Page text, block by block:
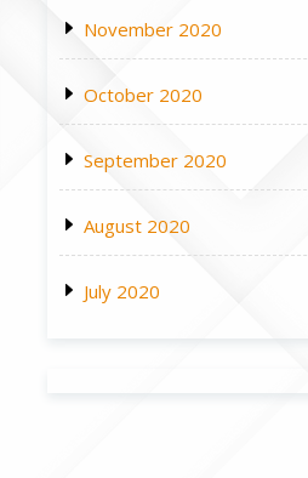
November 2020
October 2020
September 2020
August 2020
July 2020